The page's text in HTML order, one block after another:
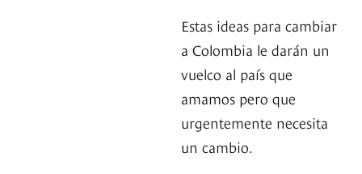
Estas ideas para cambiar
a Colombia le darán un
vuelco al país que
amamos pero que
urgentemente necesita
un cambio.